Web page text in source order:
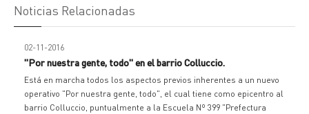
Noticias Relacionadas
02-11-2016
"Por nuestra gente, todo" en el barrio Colluccio.
Está en marcha todos los aspectos previos inherentes a un nuevo
operativo "Por nuestra gente, todo", el cual tiene como epicentro al
barrio Colluccio, puntualmente a la Escuela Nº 399 "Prefectura